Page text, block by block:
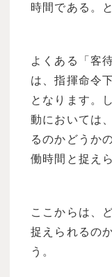
時間である。
よくある「客
は、指揮命令
となります。
動においては
るのかどうか
働時間と捉え
ここからは、
捉えられるの
う。